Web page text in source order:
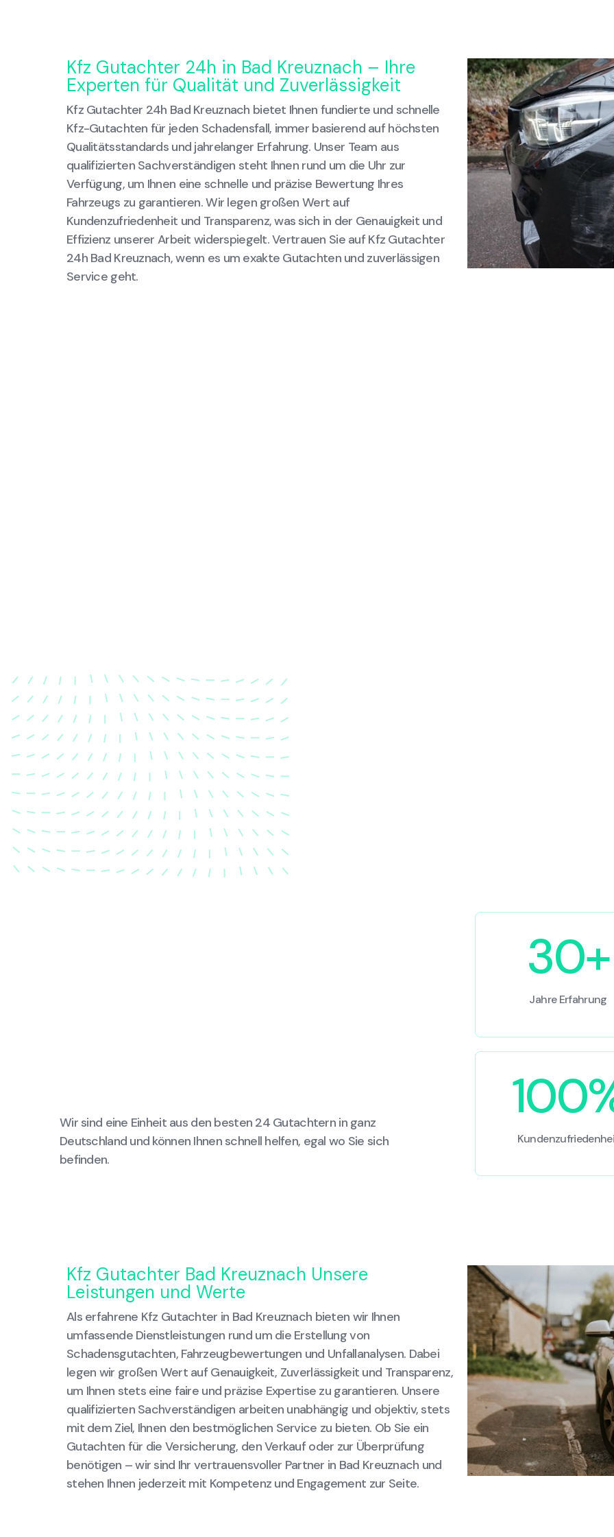
Kfz Gutachter 24h in Bad Kreuznach – Ihre
Experten für Qualität und Zuverlässigkeit
Kfz Gutachter 24h Bad Kreuznach bietet Ihnen fundierte und schnelle
Kfz-Gutachten für jeden Schadensfall, immer basierend auf höchsten
Qualitätsstandards und jahrelanger Erfahrung. Unser Team aus
qualifizierten Sachverständigen steht Ihnen rund um die Uhr zur
Verfügung, um Ihnen eine schnelle und präzise Bewertung Ihres
Fahrzeugs zu garantieren. Wir legen großen Wert auf
Kundenzufriedenheit und Transparenz, was sich in der Genauigkeit und
Effizienz unserer Arbeit widerspiegelt. Vertrauen Sie auf Kfz Gutachter
24h Bad Kreuznach, wenn es um exakte Gutachten und zuverlässigen
Service geht.
Karosserievermessung
Unsere exakte Karosserievermessung stellt
einem Unfall wieder in ihren ursprünglichen
Zustand gebracht wird.
Wir sind eine Einheit aus den besten 24 Gutachtern in ganz
Deutschland und können Ihnen schnell helfen, egal wo Sie sich
befinden.
30+
Jahre Erfahrung
Kfz Gutachter Bad Kreuznach Unsere
Leistungen und Werte
Als erfahrene Kfz Gutachter in Bad Kreuznach bieten wir Ihnen
umfassende Dienstleistungen rund um die Erstellung von
Schadensgutachten, Fahrzeugbewertungen und Unfallanalysen. Dabei
legen wir großen Wert auf Genauigkeit, Zuverlässigkeit und Transparenz,
um Ihnen stets eine faire und präzise Expertise zu garantieren. Unsere
qualifizierten Sachverständigen arbeiten unabhängig und objektiv, stets
mit dem Ziel, Ihnen den bestmöglichen Service zu bieten. Ob Sie ein
Gutachten für die Versicherung, den Verkauf oder zur Überprüfung
benötigen – wir sind Ihr vertrauensvoller Partner in Bad Kreuznach und
stehen Ihnen jederzeit mit Kompetenz und Engagement zur Seite.